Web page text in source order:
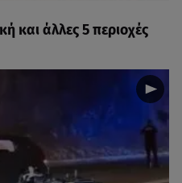
και άλλες 5 περιοχές